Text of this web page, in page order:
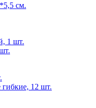
см.
1 шт.